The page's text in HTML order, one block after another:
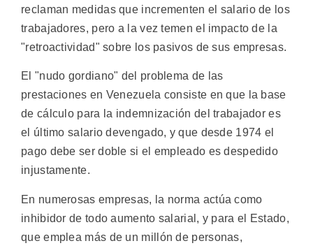
reclaman medidas que incrementen el salario de los
trabajadores, pero a la vez temen el impacto de la
"retroactividad" sobre los pasivos de sus empresas.
El "nudo gordiano" del problema de las
prestaciones en Venezuela consiste en que la base
de cálculo para la indemnización del trabajador es
el último salario devengado, y que desde 1974 el
pago debe ser doble si el empleado es despedido
injustamente.
En numerosas empresas, la norma actúa como
inhibidor de todo aumento salarial, y para el Estado,
que emplea más de un millón de personas,